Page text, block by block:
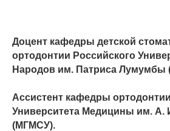
Доцент кафедры детской
ортодонтии Российского
Народов им. Патриса Лумумбы
Ассистент кафедры
Университета Медицины им. А.
(МГМСУ).